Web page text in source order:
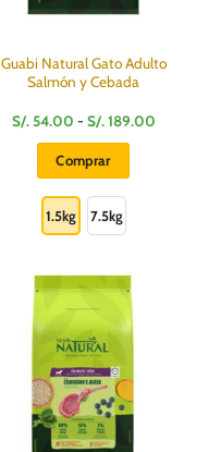
página
producto
Guabi Natural Gato Adulto
Salmón y Cebada
S/. 54.00 - S/.189.00Rango
Comprar
producto
tiene
variantes.
opciones
se
pueden
elegir
en
la
1.5kg 7.5kg